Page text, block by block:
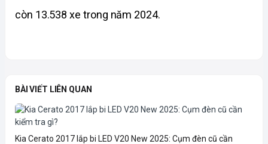
còn 13.538 xe trong năm 2024.
BÀI VIẾT LIÊN QUAN
Kia Cerato 2017 lắp bi LED V20 New 2025: Cụm đèn cũ cần